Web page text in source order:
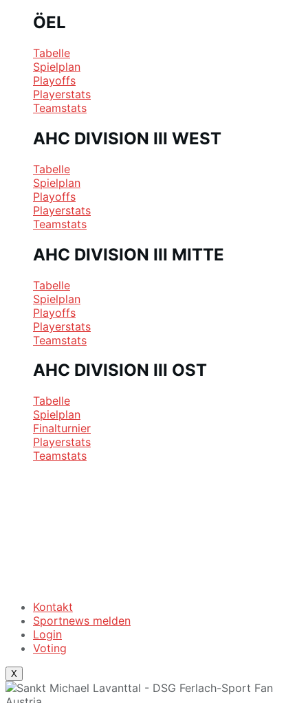
ÖEL
Tabelle
Spielplan
Playoffs
Playerstats
Teamstats
AHC DIVISION III WEST
Tabelle
Spielplan
Playoffs
Playerstats
Teamstats
AHC DIVISION III MITTE
Tabelle
Spielplan
Playoffs
Playerstats
Teamstats
AHC DIVISION III OST
Tabelle
Spielplan
Finalturnier
Playerstats
Teamstats
Kontakt
Sportnews melden
Login
Voting
X